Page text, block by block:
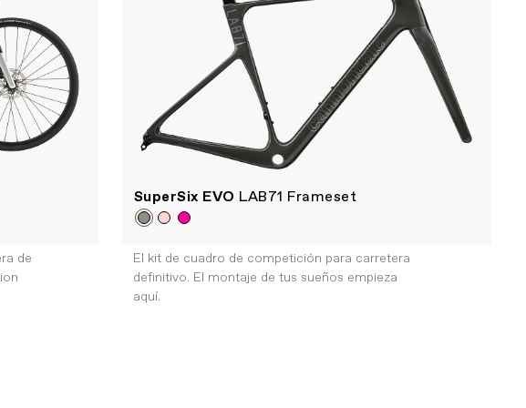
de
SuperSix EVO LAB71 Frameset
El kit de cuadro de competición para carretera
definitivo. El montaje de tus sueños empieza
aquí.